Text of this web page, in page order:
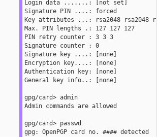
Login data .......: [not set]
Signature PIN ....: forced
Key attributes ...: rsa2048 rsa2048
Max. PIN lengths .: 127 127 127
PIN retry counter : 3 3 3
Signature counter : 0
Signature key ....: [none]
Encryption key....: [none]
Authentication key: [none]
General key info..: [none]
gpg/card> admin
Admin commands are allowed
gpg/card> passwd
gpg: OpenPGP card no. #### detected